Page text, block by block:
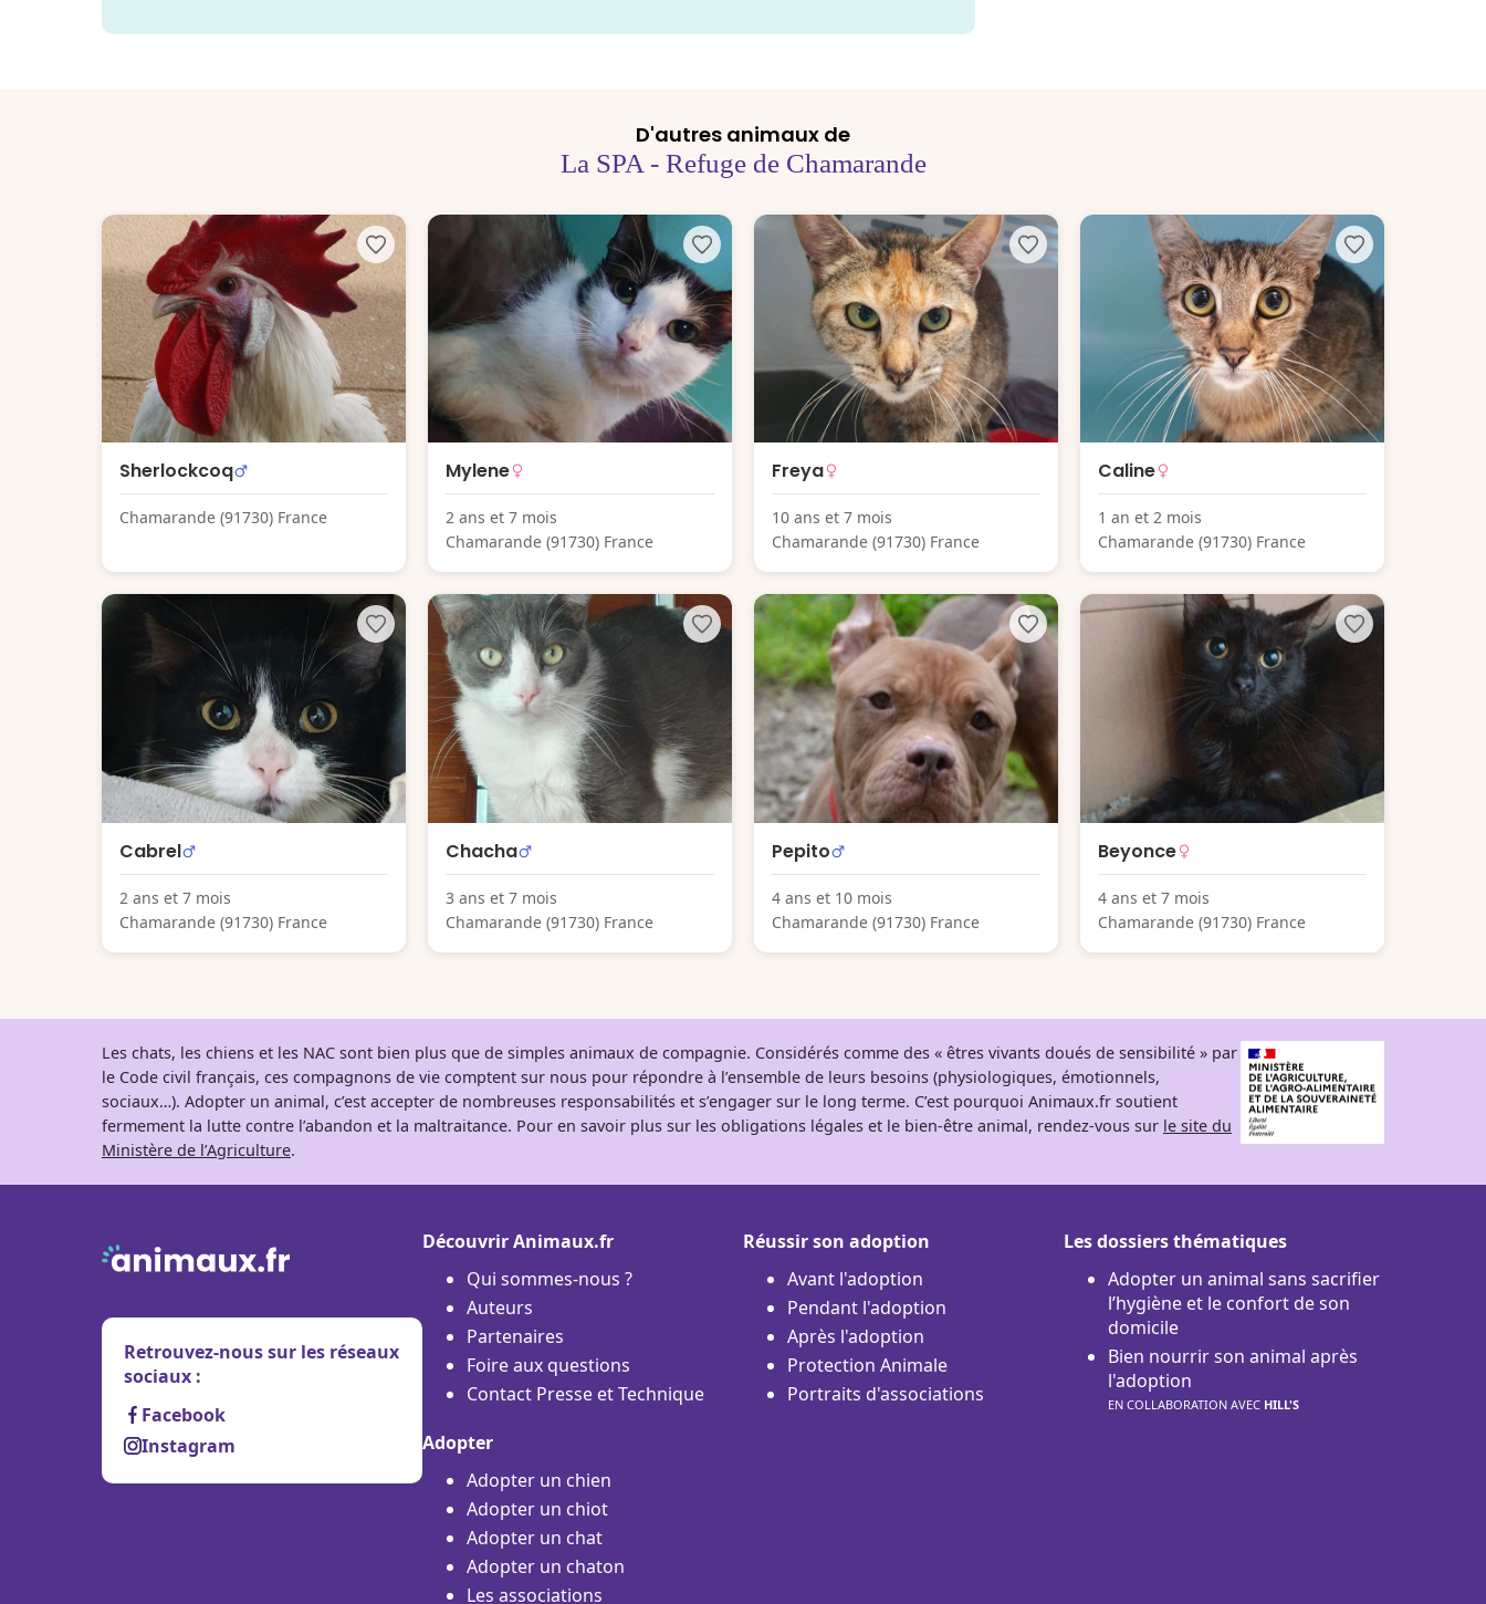
D'autres animaux de
La SPA - Refuge de Chamarande
Sherlockcoq
Chamarande (91730) France
Mylene
2 ans et 7 mois
Chamarande (91730) France
Freya
10 ans et 7 mois
Chamarande (91730) France
Caline
1 an et 2 mois
Chamarande (91730) France
Cabrel
2 ans et 7 mois
Chamarande (91730) France
Chacha
3 ans et 7 mois
Chamarande (91730) France
Pepito
4 ans et 10 mois
Chamarande (91730) France
Beyonce
4 ans et 7 mois
Chamarande (91730) France
Les chats, les chiens et les NAC sont bien plus que de simples animaux de compagnie. Considérés comme des « êtres vivants doués de sensibilité » par
le Code civil français, ces compagnons de vie comptent sur nous pour répondre à l’ensemble de leurs besoins (physiologiques, émotionnels,
sociaux…). Adopter un animal, c’est accepter de nombreuses responsabilités et s’engager sur le long terme. C’est pourquoi Animaux.fr soutient
fermement la lutte contre l’abandon et la maltraitance. Pour en savoir plus sur les obligations légales et le bien-être animal, rendez-vous sur le site du
Ministère de l’Agriculture.
Retrouvez-nous sur les réseaux
sociaux :
Facebook
Instagram
Découvrir Animaux.fr
Qui sommes-nous ?
Auteurs
Partenaires
Foire aux questions
Contact Presse et Technique
Adopter
Adopter un chien
Adopter un chiot
Adopter un chat
Adopter un chaton
Les associations
Réussir son adoption
Avant l'adoption
Pendant l'adoption
Après l'adoption
Protection Animale
Portraits d'associations
Les dossiers thématiques
Adopter un animal sans sacrifier
l’hygiène et le confort de son
domicile
Bien nourrir son animal après
l'adoption
EN COLLABORATION AVEC HILL'S